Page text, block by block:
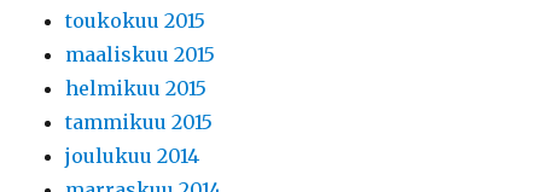
toukokuu 2015
maaliskuu 2015
helmikuu 2015
tammikuu 2015
joulukuu 2014